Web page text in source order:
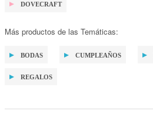
DOVECRAFT
Más productos de las Temáticas:
BODAS CUMPLEAÑOS
REGALOS